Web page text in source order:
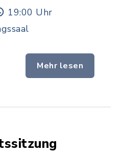
19:00 Uhr
Mehr lesen